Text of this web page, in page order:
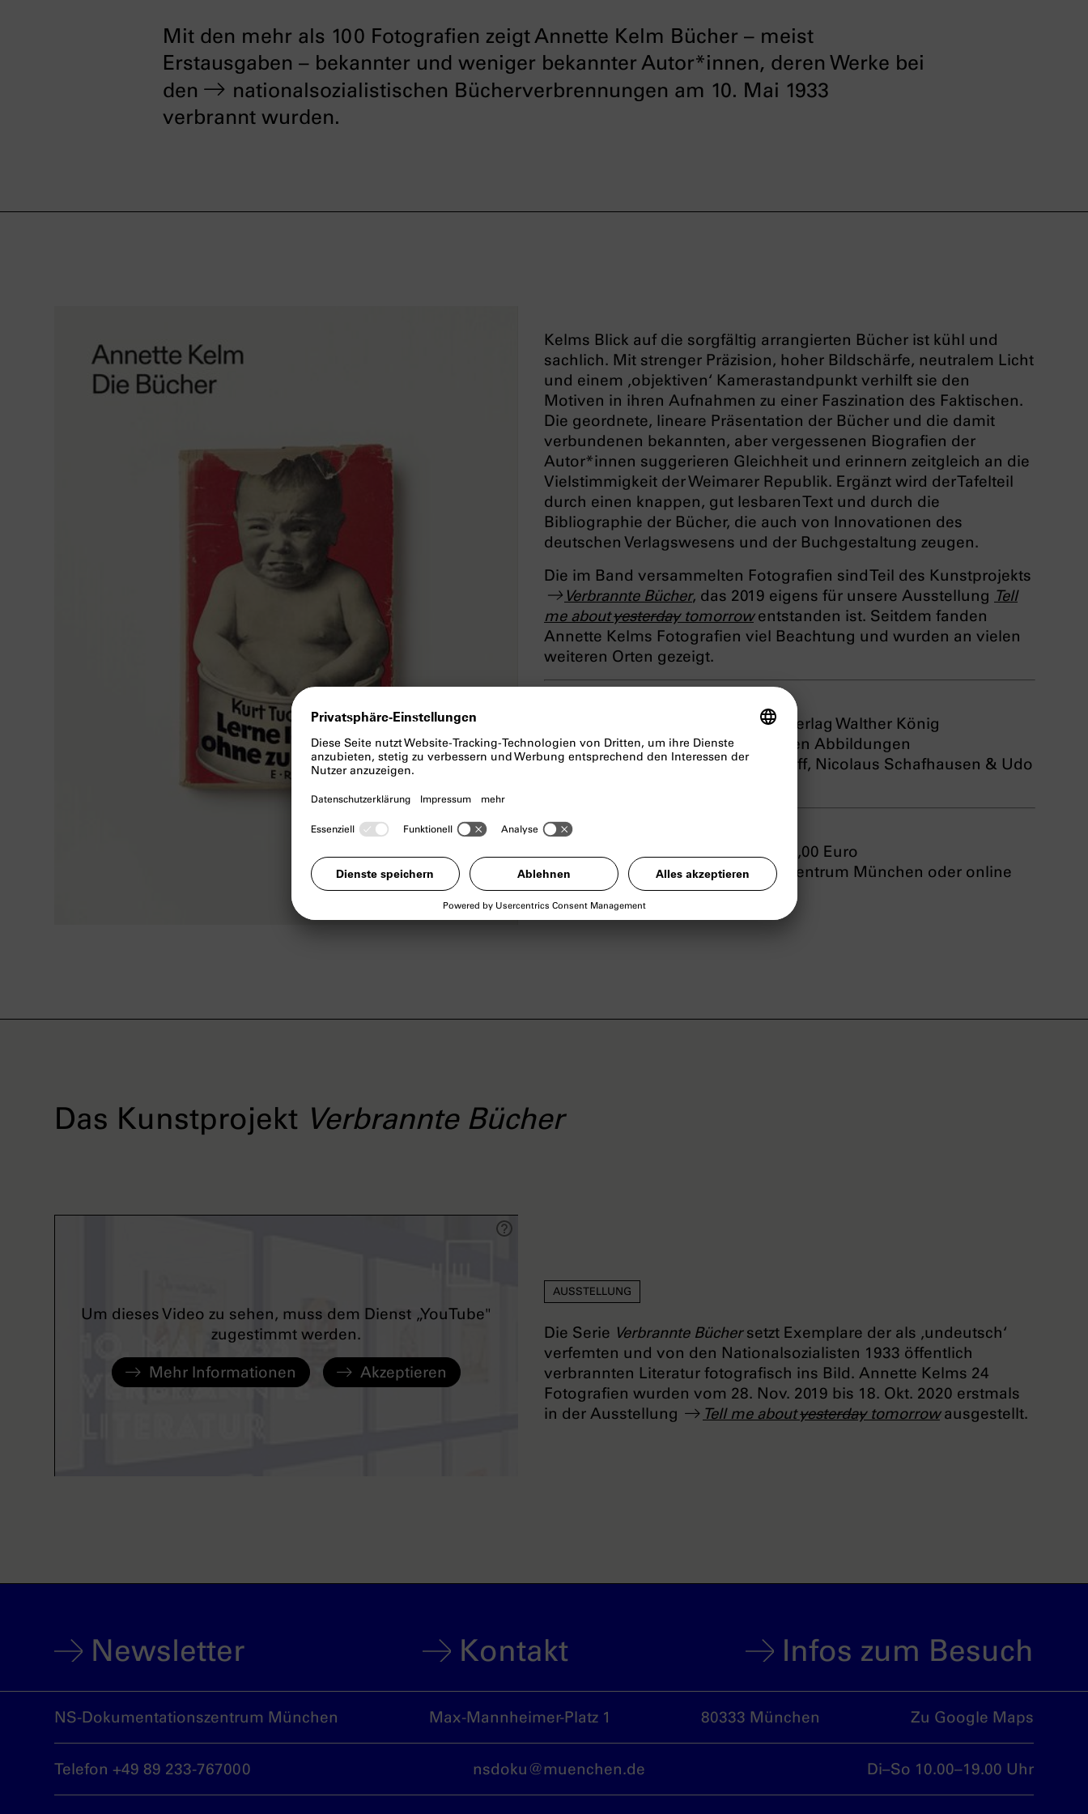
Mit den mehr als 100 Fotografien zeigt Annette Kelm Bücher – meist
Erstausgaben – bekannter und weniger bekannter Autor*innen, deren Werke bei
den
nationalsozialistischen Bücherverbrennungen am 10. Mai 1933
verbrannt wurden.
Kelms Blick auf die sorgfältig arrangierten Bücher ist kühl und
sachlich. Mit strenger Präzision, hoher Bildschärfe, neutralem Licht
und einem ‚objektiven‘ Kamerastandpunkt verhilft sie den
Motiven in ihren Aufnahmen zu einer Faszination des Faktischen.
Die geordnete, lineare Präsentation der Bücher und die damit
verbundenen bekannten, aber vergessenen Biografien der
Autor*innen suggerieren Gleichheit und erinnern zeitgleich an die
Vielstimmigkeit der Weimarer Republik. Ergänzt wird der Tafelteil
durch einen knappen, gut lesbaren Text und durch die
Bibliographie der Bücher, die auch von Innovationen des
deutschen Verlagswesens und der Buchgestaltung zeugen.
Die im Band versammelten Fotografien sind Teil des Kunstprojekts
Verbrannte Bücher, das 2019 eigens für unsere Ausstellung Tell
me aboutyesterdaytomorrowentstanden ist. Seitdem fanden
Annette Kelms Fotografien viel Beachtung und wurden an vielen
weiteren Orten gezeigt.
Erschienen am 30. Sept. 2022 im Verlag Walther König
148 S. mit 102 farbigen ganzseitigen Abbildungen
Herausgegeben vom Mirjam Zadoff, Nicolaus Schafhausen & Udo
ISBN: 978-3-7533-0162-4 | Preis: 60,00 Euro
Erhältlich im NS-Dokumentationszentrum München oder online
beim
Verlag Walther König.
Das Kunstprojekt Verbrannte Bücher
AUSSTELLUNG
Die Serie Verbrannte Büchersetzt Exemplare der als ‚undeutsch‘
verfemten und von den Nationalsozialisten 1933 öffentlich
verbrannten Literatur fotografisch ins Bild. Annette Kelms 24
Fotografien wurden vom 28. Nov. 2019 bis 18. Okt. 2020 erstmals
in der Ausstellung
Tell me aboutyesterdaytomorrow ausgestellt.
Um dieses Video zu sehen, muss dem Dienst „YouTube"
zugestimmt werden.
Mehr Informationen Akzeptieren
Newsletter Kontakt Infos zum Besuch
NS-Dokumentationszentrum München Max-Mannheimer-Platz 1 80333 München Zu Google Maps
Telefon +49 89 233-767000 nsdoku@muenchen.de Di–So 10.00–19.00 Uhr